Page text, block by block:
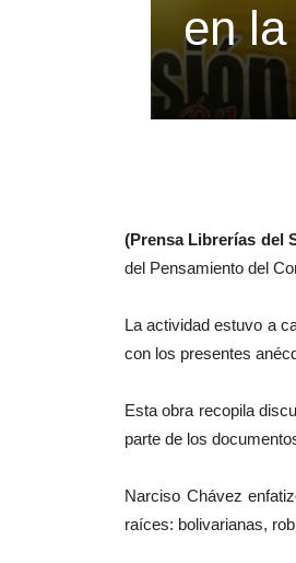
en
(Prensa Librerías del
del Pensamiento del
La actividad estuvo a
con los presentes
Esta obra recopila
parte de los
Narciso Chávez
raíces: bolivarianas,